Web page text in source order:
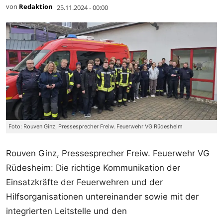
von Redaktion 25.11.2024 - 00:00
Foto: Rouven Ginz, Pressesprecher Freiw. Feuerwehr VG Rüdesheim
Rouven Ginz, Pressesprecher Freiw. Feuerwehr VG
Rüdesheim: Die richtige Kommunikation der
Einsatzkräfte der Feuerwehren und der
Hilfsorganisationen untereinander sowie mit der
integrierten Leitstelle und den